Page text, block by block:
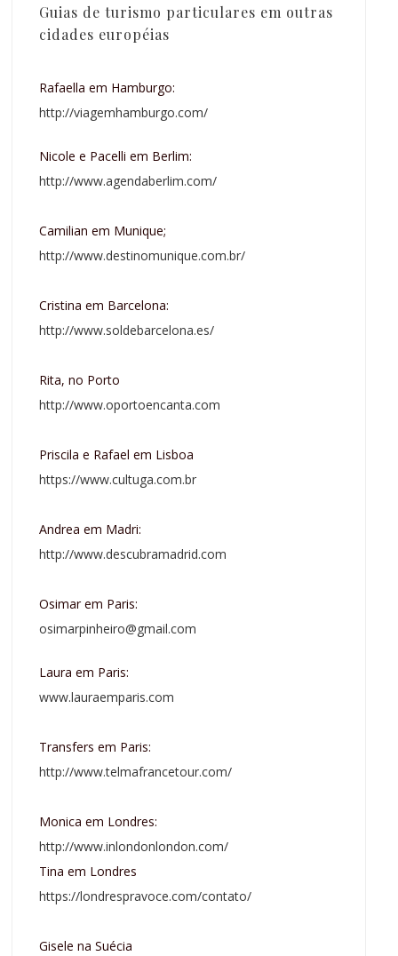
Guias de turismo particulares em outras
cidades européias
Rafaella em Hamburgo:
http://viagemhamburgo.com/
Nicole e Pacelli em Berlim:
http://www.agendaberlim.com/
Camilian em Munique;
http://www.destinomunique.com.br/
Cristina em Barcelona:
http://www.soldebarcelona.es/
Rita, no Porto
http://www.oportoencanta.com
Priscila e Rafael em Lisboa
https://www.cultuga.com.br
Andrea em Madri:
http://www.descubramadrid.com
Osimar em Paris:
osimarpinheiro@gmail.com
Laura em Paris:
www.lauraemparis.com
Transfers em Paris:
http://www.telmafrancetour.com/
Monica em Londres:
http://www.inlondonlondon.com/
Tina em Londres
https://londrespravoce.com/contato/
Gisele na Suécia